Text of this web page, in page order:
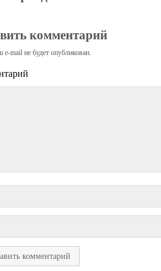
комментарий
e-mail не будет опубликован.